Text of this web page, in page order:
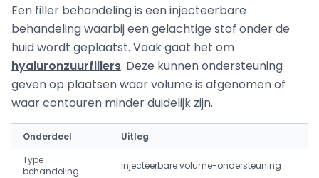
Een filler behandeling is een injecteerbare
behandeling waarbij een gelachtige stof onder de
huid wordt geplaatst. Vaak gaat het om
hyaluronzuurfillers. Deze kunnen ondersteuning
geven op plaatsen waar volume is afgenomen of
waar contouren minder duidelijk zijn.
Onderdeel
Uitleg
Type
behandeling
Injecteerbare volume-ondersteuning